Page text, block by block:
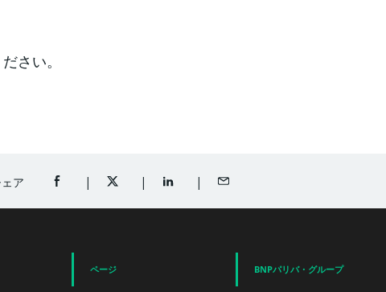
さい。
ア FACEBOOKでシェア（新規ウィンドウを開く）
TWITTERでシェア（新規ウィンドウを開く）
LINKEDINでシェア（新規ウィンドウを開く）
メールでシェア
ページ BNPパリバ・グループ